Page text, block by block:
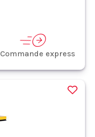
Commande express